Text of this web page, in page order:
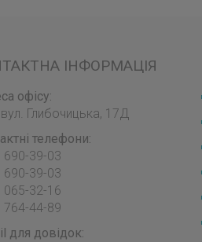
ІНФОРМАЦІЯ
офісу:
вул. Глибочицька, 17Д
телефони:
690-39-03
690-39-03
065-32-16
764-44-89
для довідок: